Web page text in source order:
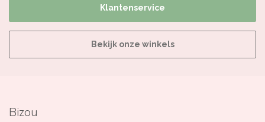
Klantenservice
Bekijk onze winkels
Bizou